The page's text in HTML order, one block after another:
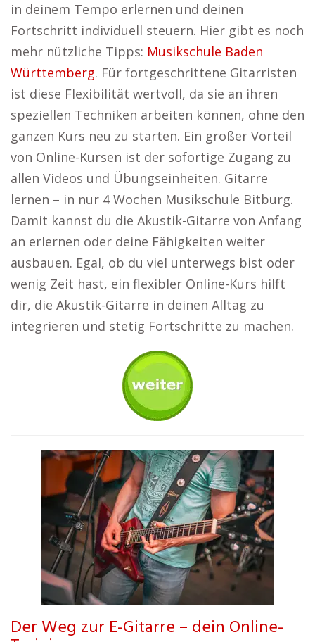
in deinem Tempo erlernen und deinen
Fortschritt individuell steuern. Hier gibt es noch
mehr nützliche Tipps: Musikschule Baden
Württemberg. Für fortgeschrittene Gitarristen
ist diese Flexibilität wertvoll, da sie an ihren
speziellen Techniken arbeiten können, ohne den
ganzen Kurs neu zu starten. Ein großer Vorteil
von Online-Kursen ist der sofortige Zugang zu
allen Videos und Übungseinheiten. Gitarre
lernen – in nur 4 Wochen Musikschule Bitburg.
Damit kannst du die Akustik-Gitarre von Anfang
an erlernen oder deine Fähigkeiten weiter
ausbauen. Egal, ob du viel unterwegs bist oder
wenig Zeit hast, ein flexibler Online-Kurs hilft
dir, die Akustik-Gitarre in deinen Alltag zu
integrieren und stetig Fortschritte zu machen.
Der Weg zur E-Gitarre – dein Online-